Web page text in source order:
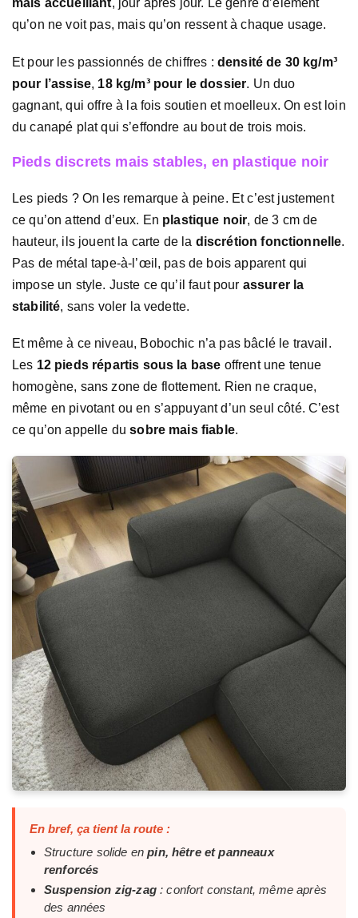
mais accueillant, jour après jour. Le genre d’élément
qu’on ne voit pas, mais qu’on ressent à chaque usage.
Et pour les passionnés de chiffres : densité de 30 kg/m³
pour l’assise, 18 kg/m³ pour le dossier. Un duo
gagnant, qui offre à la fois soutien et moelleux. On est loin
du canapé plat qui s’effondre au bout de trois mois.
Pieds discrets mais stables, en plastique noir
Les pieds ? On les remarque à peine. Et c’est justement
ce qu’on attend d’eux. En plastique noir, de 3 cm de
hauteur, ils jouent la carte de la discrétion fonctionnelle.
Pas de métal tape-à-l’œil, pas de bois apparent qui
impose un style. Juste ce qu’il faut pour assurer la
stabilité, sans voler la vedette.
Et même à ce niveau, Bobochic n’a pas bâclé le travail.
Les 12 pieds répartis sous la base offrent une tenue
homogène, sans zone de flottement. Rien ne craque,
même en pivotant ou en s’appuyant d’un seul côté. C’est
ce qu’on appelle dusobre mais fiable.
En bref, ça tient la route :
Structure solide enpin, hêtre et panneaux
renforcés
Suspension zig-zag: confort constant, même après
des années